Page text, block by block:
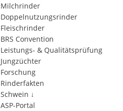
Milchrinder
Doppelnutzungsrinder
Fleischrinder
BRS Convention
Leistungs- & Qualitätsprüfung
Jungzüchter
Forschung
Rinderfakten
Schwein ↓
ASP-Portal